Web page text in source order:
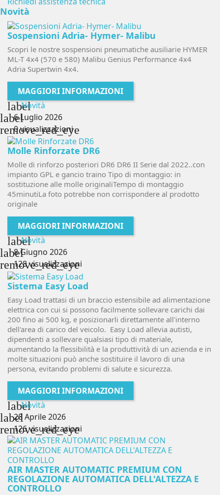
Novità
Sospensioni Adria- Hymer- Malibu
Scopri le nostre sospensioni pneumatiche ausiliarie HYMER
ML-T 4x4 (570 e 580) Malibu Genius Performance 4x4
Adria Supertwin 4x4.
MAGGIORI INFORMAZIONI
labelNovità
label6 Luglio 2026
remove_red_eye
0 visualizzazioni
Molle Rinforzate DR6
Molle di rinforzo posteriori DR6 DR6 II Serie dal 2022..con
impianto GPL e gancio traino Tipo di montaggio: in
sostituzione alle molle originaliTempo di montaggio
45minutiLa foto potrebbe non corrispondere al prodotto
originale
MAGGIORI INFORMAZIONI
labelNovità
label8 Giugno 2026
remove_red_eye
128 visualizzazioni
Sistema Easy Load
Easy Load trattasi di un braccio estensibile ad alimentazione
elettrica con cui si possono facilmente sollevare carichi dai
200 fino ai 500 kg, e posizionarli direttamente all'interno
dell'area di carico del veicolo. Easy Load allevia autisti,
dipendenti a sollevare qualsiasi tipo di materiale,
aumentando la flessibilità e la produttività di un azienda e in
molte situazioni può anche sostituire il lavoro di una
persona, evitando problemi di salute e sicurezza.
MAGGIORI INFORMAZIONI
labelNovità
label28 Aprile 2026
remove_red_eye
126 visualizzazioni
AIR MASTER AUTOMATIC PREMIUM CON
REGOLAZIONE AUTOMATICA DELL'ALTEZZA E
CONTROLLO